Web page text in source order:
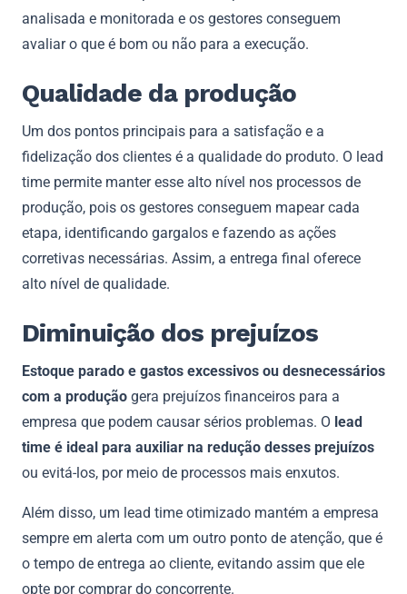
analisada e monitorada e os gestores conseguem
avaliar o que é bom ou não para a execução.
Qualidade da produção
Um dos pontos principais para a satisfação e a
fidelização dos clientes é a qualidade do produto. O lead
time permite manter esse alto nível nos processos de
produção, pois os gestores conseguem mapear cada
etapa, identificando gargalos e fazendo as ações
corretivas necessárias. Assim, a entrega final oferece
alto nível de qualidade.
Diminuição dos prejuízos
Estoque parado e gastos excessivos ou desnecessários
com a produção gera prejuízos financeiros para a
empresa que podem causar sérios problemas. O lead
time é ideal para auxiliar na redução desses prejuízos
ou evitá-los, por meio de processos mais enxutos.
Além disso, um lead time otimizado mantém a empresa
sempre em alerta com um outro ponto de atenção, que é
o tempo de entrega ao cliente, evitando assim que ele
opte por comprar do concorrente.